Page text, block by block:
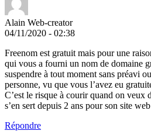
Alain Web-creator
04/11/2020 - 02:38
Freenom est gratuit mais pour une
qui vous a fourni un nom de domaine
suspendre à tout moment sans préavi
personne, vu que vous l’avez eu
C’est le risque à courir quand on veux
s’en sert depuis 2 ans pour son site
Répondre